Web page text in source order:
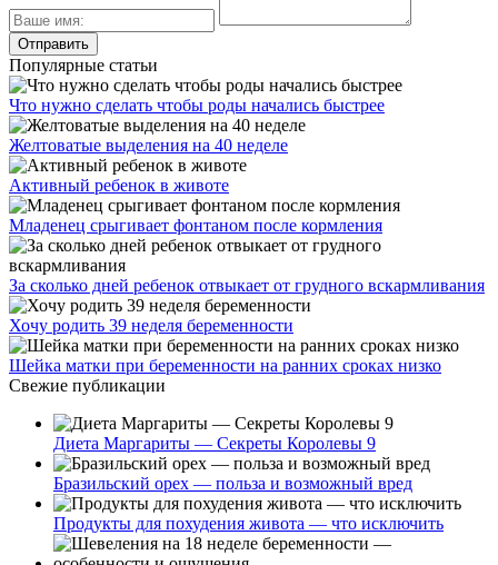
Популярные статьи
Что нужно сделать чтобы роды начались быстрее
Желтоватые выделения на 40 неделе
Активный ребенок в животе
Младенец срыгивает фонтаном после кормления
За сколько дней ребенок отвыкает от грудного вскармливания
Хочу родить 39 неделя беременности
Шейка матки при беременности на ранних сроках низко
Свежие публикации
Диета Маргариты — Секреты Королевы 9
Бразильский орех — польза и возможный вред
Продукты для похудения живота — что исключить